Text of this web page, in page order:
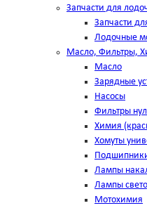
Запчасти для
Запчасти
Лодочные
Масло, Фильтры,
Масло
Зарядные
Насосы
Фильтры
Химия
Хомуты
Лампы
Лампы
Мотохимия